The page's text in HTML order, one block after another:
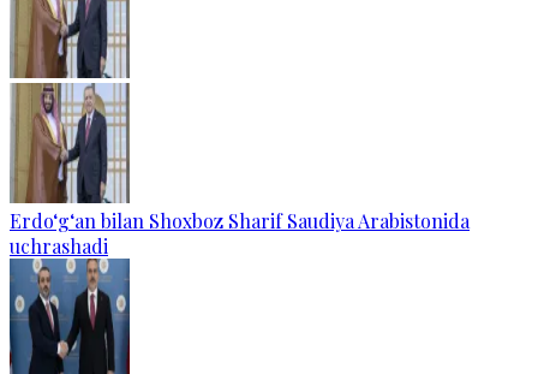
Erdo‘g‘an bilan Shoxboz Sharif Saudiya Arabistonida
uchrashadi